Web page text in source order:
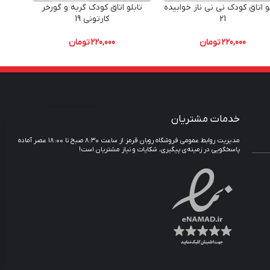
اتاق کودک نی نی ناز خوابیده
21
220,000تومان
تابلو اتاق کودک گربه و گورخر
کارتونی 19
220,000تومان
خدمات مشتریان
مدیریت روابط عمومی فروشگاه روبان قرمز از ساعت ۸:۳۰ صبح تا ۱۸:۰۰ عصر آماده
پاسخگویی در زمینه‌ی پیگیری، شکایات و نیاز مشتریان است!